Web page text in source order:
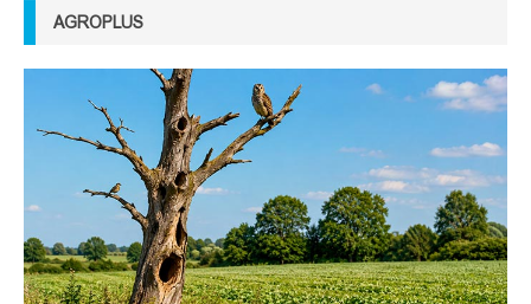
AGROPLUS